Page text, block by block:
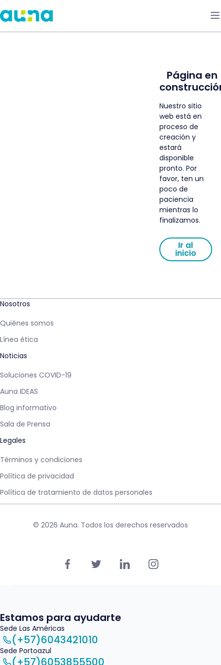
Página en
Nuestro sitio
web está en
proceso de
creación y
estará
disponible
pronto. Por
favor, ten un
poco de
paciencia
mientras lo
finalizamos.
Ir al
inicio
Estamos para ayudarte
Sede Las Américas
(+57)6043421010
Sede Portoazul
(+57)6053855500
Nosotros
Quiénes somos
Línea ética
Noticias
Soluciones COVID-19
Auna IDEAS
Blog informativo
Sala de Prensa
Legales
Términos y condiciones
Política de privacidad
Política de tratamiento de datos personales
© 2026 Auna. Todos los derechos reservados